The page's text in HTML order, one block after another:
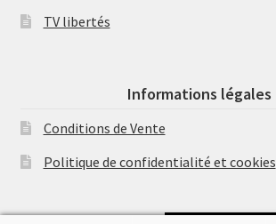
TV libertés
Informations légales
Conditions de Vente
Politique de confidentialité et cookies